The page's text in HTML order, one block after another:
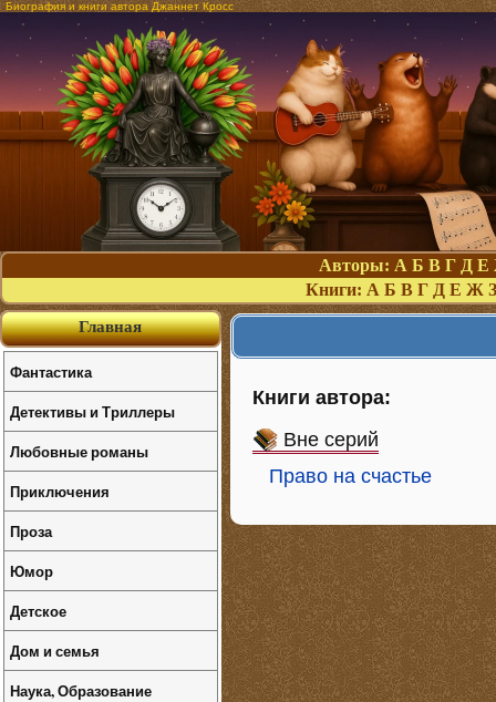
Биография и книги автора Джаннет Кросс
Авторы: А Б В Г Д Е
Книги: А Б В Г Д Е Ж З
Книги автора:
Вне серий
Право на счастье
Главная
Фантастика
Детективы и Триллеры
Любовные романы
Приключения
Проза
Юмор
Детское
Дом и семья
Наука, Образование